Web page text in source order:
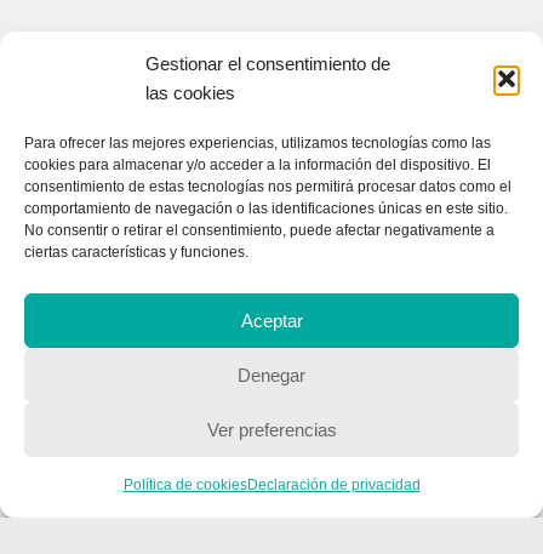
Gestionar el consentimiento de
las cookies
Para ofrecer las mejores experiencias, utilizamos tecnologías como las
cookies para almacenar y/o acceder a la información del dispositivo. El
consentimiento de estas tecnologías nos permitirá procesar datos como el
comportamiento de navegación o las identificaciones únicas en este sitio.
No consentir o retirar el consentimiento, puede afectar negativamente a
ciertas características y funciones.
Aceptar
Denegar
Ver preferencias
Política de cookiesDeclaración de privacidad
CONTACTA CON NOSOTROS
Contacto